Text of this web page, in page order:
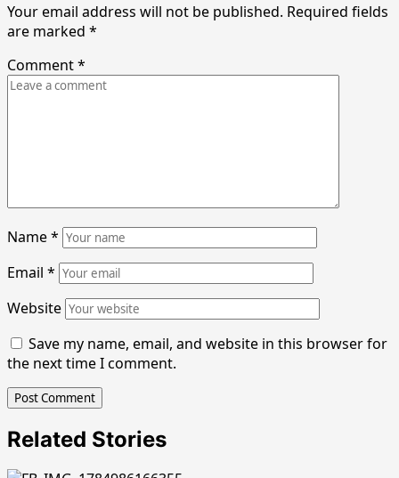
Your email address will not be published. Required fields
are marked *
Comment*
Name*
Email *
Website
Save my name, email, and website in this browser for
the next time I comment.
Related Stories